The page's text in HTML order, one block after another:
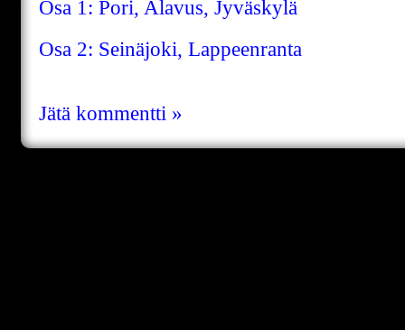
Osa 1: Pori, Alavus, Jyväskylä
Osa 2: Seinäjoki, Lappeenranta
Jätä kommentti »